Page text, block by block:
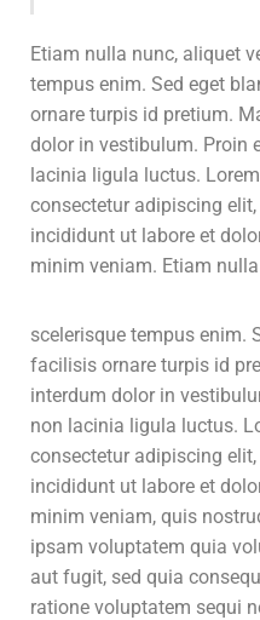
Etiam nulla nunc, aliquet
tempus enim. Sed eget
ornare turpis id pretium.
dolor in vestibulum. Proin
lacinia ligula luctus.
consectetur adipiscing
incididunt ut labore et
minim veniam. Etiam
scelerisque tempus enim.
facilisis ornare turpis id
interdum dolor in
non lacinia ligula luctus.
consectetur adipiscing
incididunt ut labore et
minim veniam, quis
ipsam voluptatem quia
aut fugit, sed quia
ratione voluptatem sequi